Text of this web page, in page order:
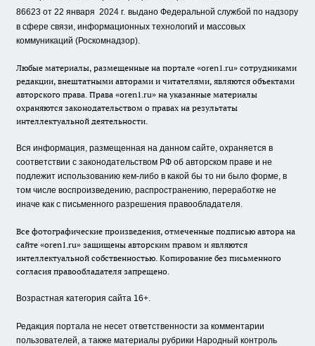
86623 от 22 января 2024 г. выдано Федеральной службой по надзору
в сфере связи, информационных технологий и массовых
коммуникаций (Роскомнадзор).
Любые материалы, размещенные на портале «oren1.ru» сотрудниками
редакции, внештатными авторами и читателями, являются объектами
авторского права. Права «oren1.ru» на указанные материалы
охраняются законодательством о правах на результаты
интеллектуальной деятельности.
Вся информация, размещенная на данном сайте, охраняется в
соответствии с законодательством РФ об авторском праве и не
подлежит использованию кем-либо в какой бы то ни было форме, в
том числе воспроизведению, распространению, переработке не
иначе как с письменного разрешения правообладателя.
Все фотографические произведения, отмеченные подписью автора на
сайте «oren1.ru» защищены авторским правом и являются
интеллектуальной собственностью. Копирование без письменного
согласия правообладателя запрещено.
Возрастная категория сайта 16+.
Редакция портала не несет ответственности за комментарии
пользователей, а также материалы рубрики Народный контроль